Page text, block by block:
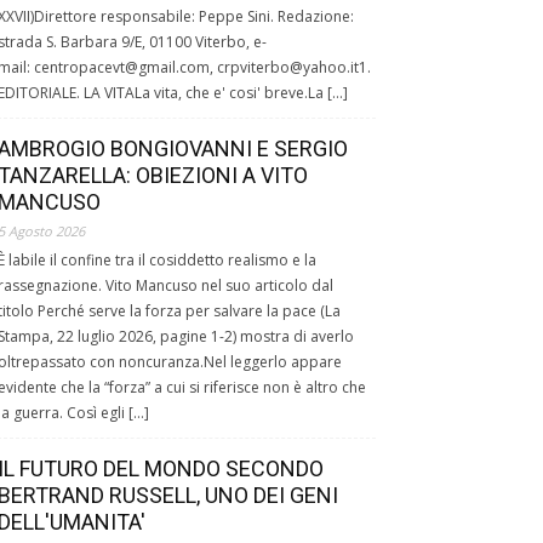
responsabile: Peppe Sini. Redazione:
S. Barbara 9/E, 01100 Viterbo, e-
centropacevt@gmail.com, crpviterbo@yahoo.it1.
LA VITALa vita, che e' cosi' breve.La […]
BONGIOVANNI E SERGIO
OBIEZIONI A VITO
Agosto 2026
labile il confine tra il cosiddetto realismo e la
Vito Mancuso nel suo articolo dal
Perché serve la forza per salvare la pace (La
22 luglio 2026, pagine 1-2) mostra di averlo
con noncuranza.Nel leggerlo appare
che la “forza” a cui si riferisce non è altro che
guerra. Così egli […]
FUTURO DEL MONDO SECONDO
RUSSELL, UNO DEI GENI